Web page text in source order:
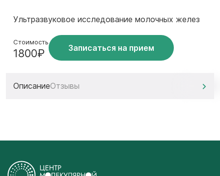
Ультразвуковое исследование молочных желез
Стоимость
1800₽ Записаться на прием
ОписаниеОтзывы